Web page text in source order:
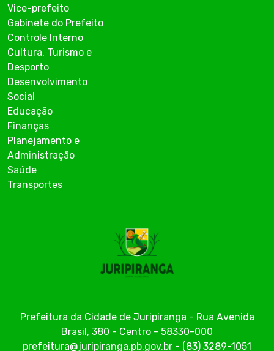
Vice-prefeito
Gabinete do Prefeito
Controle Interno
Cultura, Turismo e
Desporto
Desenvolvimento
Social
Educação
Finanças
Planejamento e
Administração
Saúde
Transportes
Prefeitura da Cidade de Juripiranga - Rua Avenida
Brasil, 380 - Centro - 58330-000
prefeitura@juripiranga.pb.gov.br - (83) 3289-1051